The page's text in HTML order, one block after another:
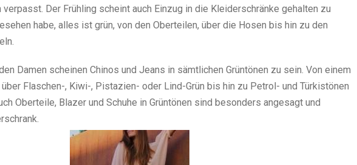
verpasst. Der Frühling scheint auch Einzug in die Kleiderschränke gehalten zu
habe, alles ist grün, von den Oberteilen, über die Hosen bis hin zu den
Damen scheinen Chinos und Jeans in sämtlichen Grüntönen zu sein. Von einem
über Flaschen-, Kiwi-, Pistazien- oder Lind-Grün bis hin zu Petrol- und Türkistönen
Oberteile, Blazer und Schuhe in Grüntönen sind besonders angesagt und